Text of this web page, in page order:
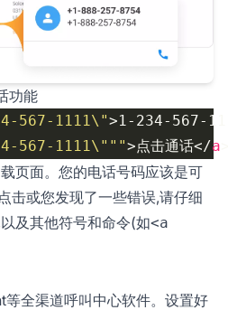
功能
567-1111\">1-234-567-
567-1111\""">点击通话</a
页面。您的电话号码应该是可
击或您发现了一些错误,请仔细
及其他符号和命令(如<a
全渠道呼叫中心软件。设置好